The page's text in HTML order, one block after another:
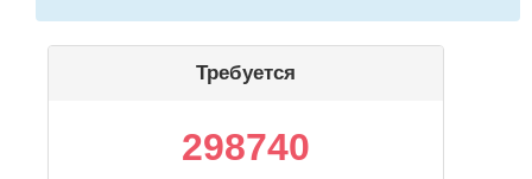
Требуется
298740